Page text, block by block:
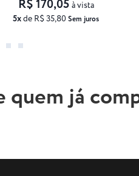
5xde R$ 35,80 Sem juros
R$ 170,05 à vista
quem já